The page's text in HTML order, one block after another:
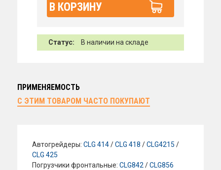
В КОРЗИНУ
Статус: В наличии на складе
ПРИМЕНЯЕМОСТЬ
С ЭТИМ ТОВАРОМ ЧАСТО ПОКУПАЮТ
Автогрейдеры: CLG 414/CLG 418 /CLG4215 /
CLG 425
Погрузчики фронтальные: CLG842 /CLG856